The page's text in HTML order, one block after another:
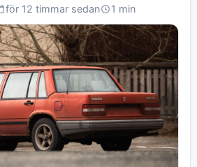
för 12 timmar sedan 1 min